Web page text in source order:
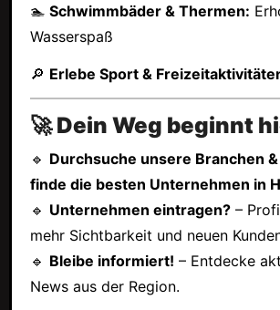
🏊 Schwimmbäder & Thermen:
Wasserspaß
🔎 Erlebe Sport &
🚀 Dein Weg beginnt
🔹 Durchsuche unsere Branchen
finde die besten Unternehmen in
🔹 Unternehmen eintragen?–
mehr Sichtbarkeit und neuen
🔹 Bleibe informiert! – Entdecke
News aus der Region.